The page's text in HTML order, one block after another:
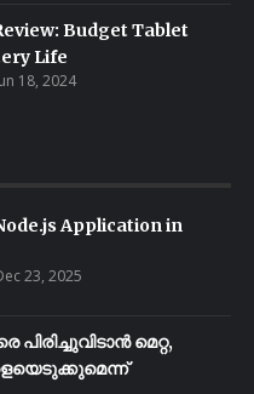
Budget Tablet
Life
18, 2024
Application in
23, 2025
പിരിച്ചുവിടാൻ മെറ്റ,